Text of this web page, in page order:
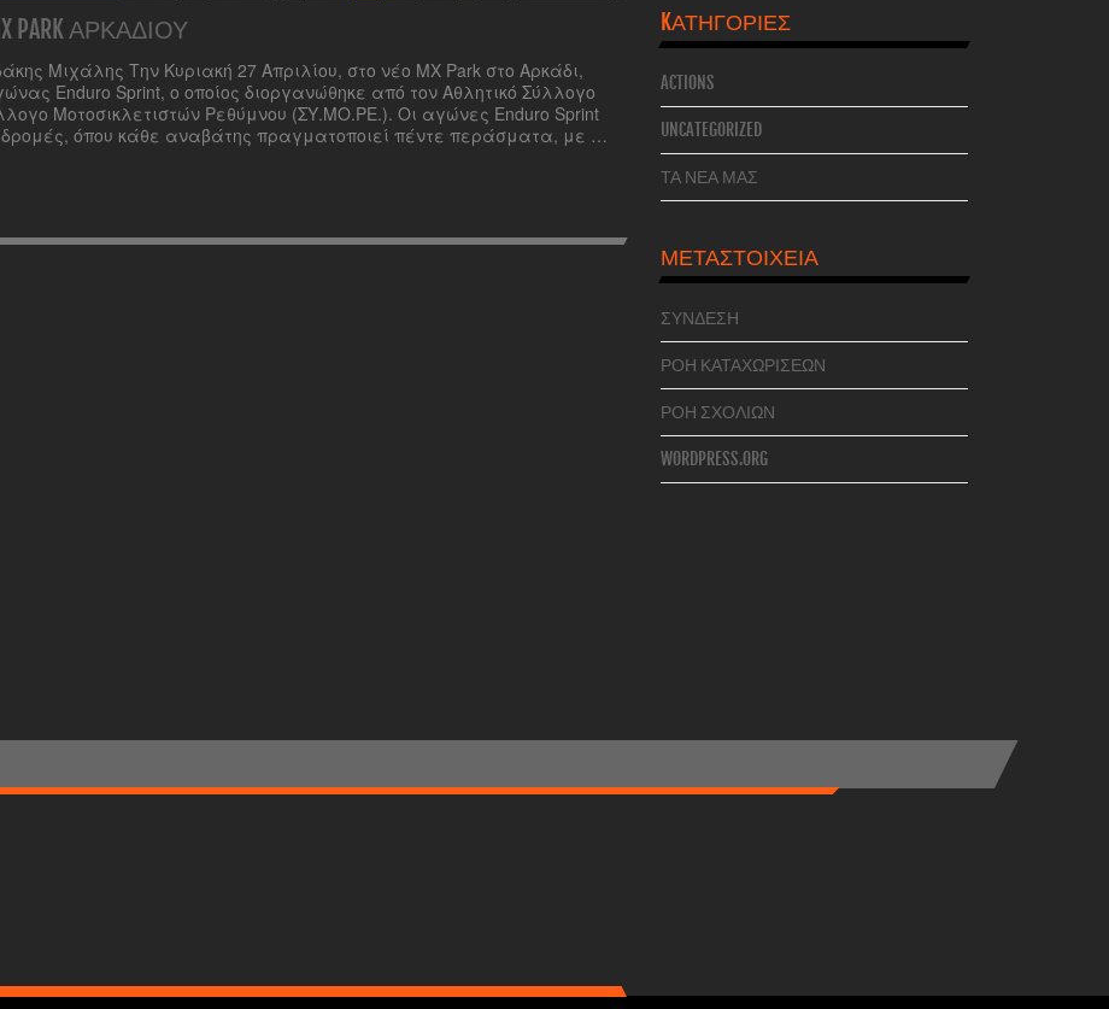
PARK ΑΡΚΑΔΊΟΥ
Μιχάλης Την Κυριακή 27 Απριλίου, στο νέο MX Park στο Αρκάδι,
Enduro Sprint, ο οποίος διοργανώθηκε από τον Αθλητικό Σύλλογο
Μοτοσικλετιστών Ρεθύμνου (ΣΥ.ΜΟ.ΡΕ.). Οι αγώνες Enduro Sprint
όπου κάθε αναβάτης πραγματοποιεί πέντε περάσματα, με …
KΑΤΗΓΟΡΊΕΣ
ACTIONS
UNCATEGORIZED
ΤΑ ΝΕΑ ΜΑΣ
ΜΕΤΑΣΤΟΙΧΕΊΑ
ΣΎΝΔΕΣΗ
ΡΟΉ ΚΑΤΑΧΩΡΊΣΕΩΝ
ΡΟΉ ΣΧΟΛΊΩΝ
WORDPRESS.ORG